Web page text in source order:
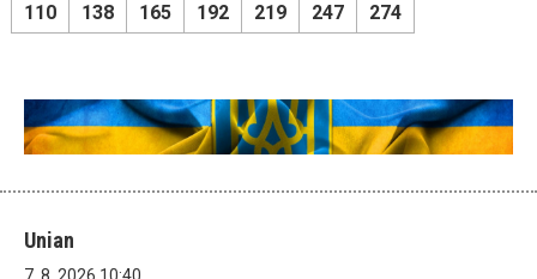
110
138 165 192 219 247 274
Unian
7. 8. 2026 10:40